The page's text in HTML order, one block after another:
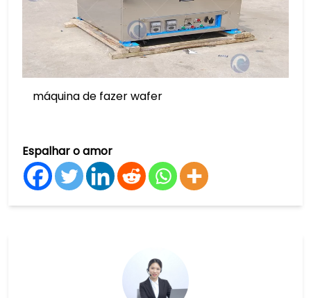
máquina de fazer wafer
Espalhar o amor